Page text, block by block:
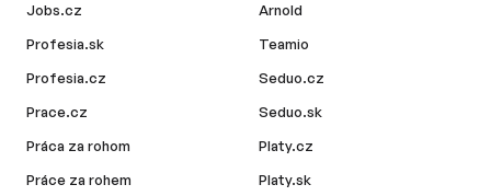
Jobs.cz
Profesia.sk
Profesia.cz
Prace.cz
Práca za rohom
Práce za rohem
Arnold
Teamio
Seduo.cz
Seduo.sk
Platy.cz
Platy.sk